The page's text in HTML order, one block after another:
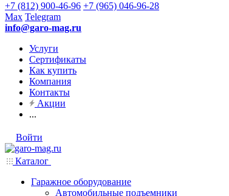
+7 (812) 900-46-96 +7 (965) 046-96-28
Max Telegram
info@garo-mag.ru
Услуги
Сертификаты
Как купить
Компания
Контакты
Акции
...
Войти
Каталог
Гаражное оборудование
Автомобильные подъемники